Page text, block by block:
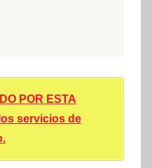
POR ESTA
servicios de